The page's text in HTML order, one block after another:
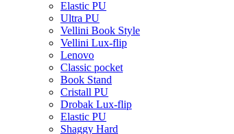
Elastic PU
Ultra PU
Vellini Book Style
Vellini Lux-flip
Lenovo
Classic pocket
Book Stand
Cristall PU
Drobak Lux-flip
Elastic PU
Shaggy Hard